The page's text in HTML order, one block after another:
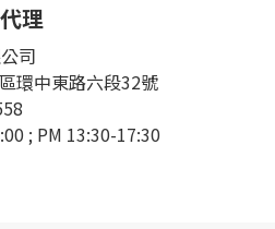
理
司
環中東路六段32號
; PM 13:30-17:30